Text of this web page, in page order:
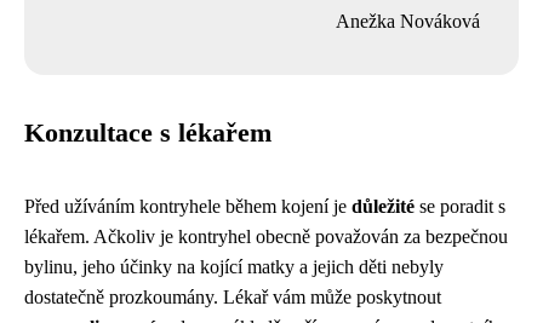
Anežka Nováková
Konzultace s lékařem
Před užíváním kontryhele během kojení je důležité se poradit s
lékařem. Ačkoliv je kontryhel obecně považován za bezpečnou
bylinu, jeho účinky na kojící matky a jejich děti nebyly
dostatečně prozkoumány. Lékař vám může poskytnout